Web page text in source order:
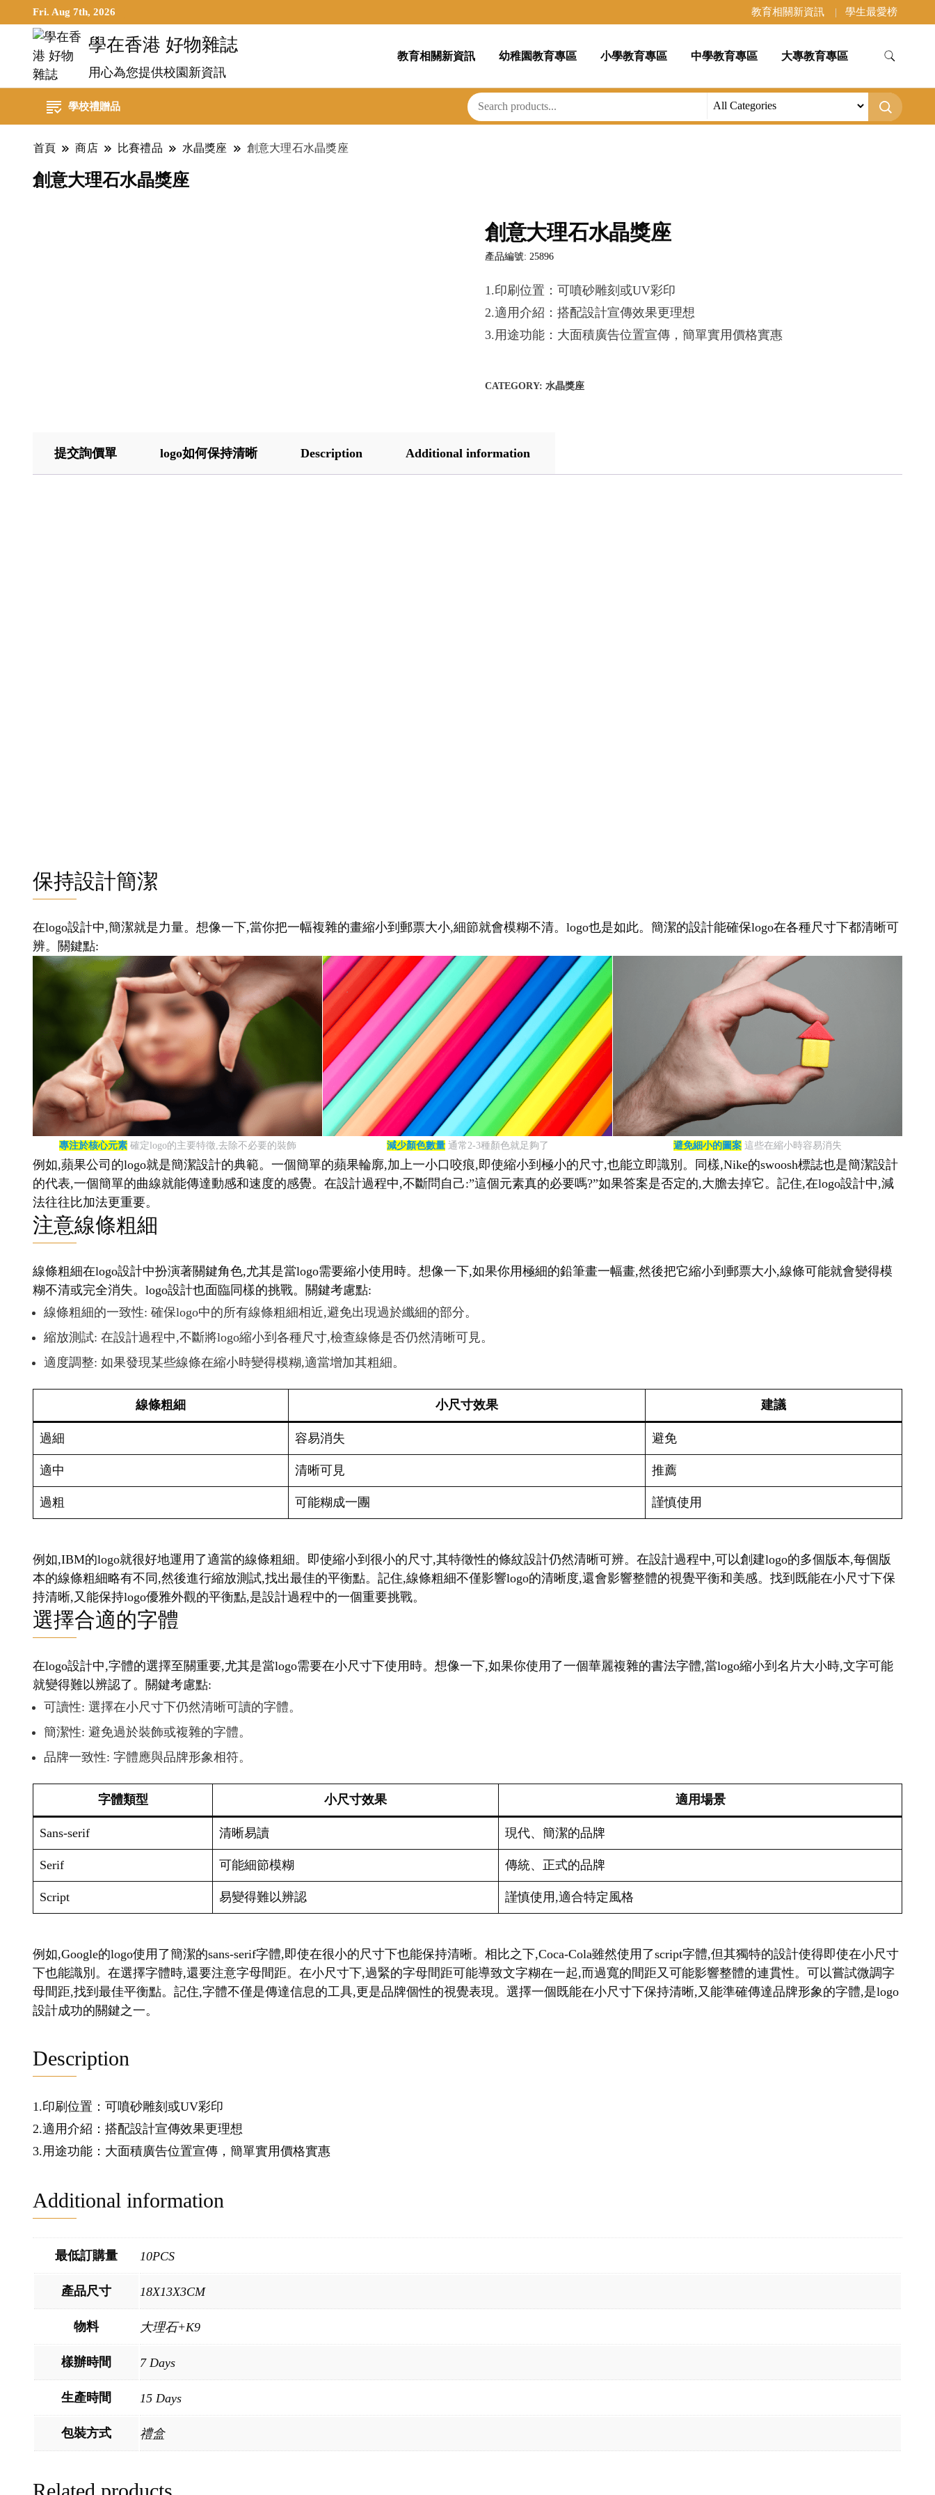
Fri. Aug 7th, 2026 教育相關新資訊 學生最愛榜
學在香港 好物雜誌
用心為您提供校園新資訊
教育相關新資訊 幼稚園教育專區 小學教育專區 中學教育專區 大專教育專區
學校禮贈品
首頁 商店 比賽禮品 水晶獎座 創意大理石水晶獎座
創意大理石水晶獎座
創意大理石水晶獎座
產品編號: 25896
1.印刷位置：可噴砂雕刻或UV彩印
2.適用介紹：搭配設計宣傳效果更理想
3.用途功能：大面積廣告位置宣傳，簡單實用價格實惠
CATEGORY: 水晶獎座
提交詢價單 logo如何保持清晰 Description Additional information
保持設計簡潔
在logo設計中,簡潔就是力量。想像一下,當你把一幅複雜的畫縮小到郵票大小,細節就會模糊不清。logo也是如此。簡潔的設計能確保logo在各種尺寸下都清晰可
辨。關鍵點:
專注於核心元素確定logo的主要特徵,去除不必要的裝飾 減少顏色數量通常2-3種顏色就足夠了 避免細小的圖案這些在縮小時容易消失
例如,蘋果公司的logo就是簡潔設計的典範。一個簡單的蘋果輪廓,加上一小口咬痕,即使縮小到極小的尺寸,也能立即識別。同樣,Nike的swoosh標誌也是簡潔設計
的代表,一個簡單的曲線就能傳達動感和速度的感覺。在設計過程中,不斷問自己:”這個元素真的必要嗎?”如果答案是否定的,大膽去掉它。記住,在logo設計中,減
法往往比加法更重要。
注意線條粗細
線條粗細在logo設計中扮演著關鍵角色,尤其是當logo需要縮小使用時。想像一下,如果你用極細的鉛筆畫一幅畫,然後把它縮小到郵票大小,線條可能就會變得模
糊不清或完全消失。logo設計也面臨同樣的挑戰。關鍵考慮點:
線條粗細的一致性: 確保logo中的所有線條粗細相近,避免出現過於纖細的部分。
縮放測試: 在設計過程中,不斷將logo縮小到各種尺寸,檢查線條是否仍然清晰可見。
適度調整: 如果發現某些線條在縮小時變得模糊,適當增加其粗細。
線條粗細 小尺寸效果 建議
過細 容易消失 避免
適中 清晰可見 推薦
過粗 可能糊成一團 謹慎使用
例如,IBM的logo就很好地運用了適當的線條粗細。即使縮小到很小的尺寸,其特徵性的條紋設計仍然清晰可辨。在設計過程中,可以創建logo的多個版本,每個版
本的線條粗細略有不同,然後進行縮放測試,找出最佳的平衡點。記住,線條粗細不僅影響logo的清晰度,還會影響整體的視覺平衡和美感。找到既能在小尺寸下保
持清晰,又能保持logo優雅外觀的平衡點,是設計過程中的一個重要挑戰。
選擇合適的字體
在logo設計中,字體的選擇至關重要,尤其是當logo需要在小尺寸下使用時。想像一下,如果你使用了一個華麗複雜的書法字體,當logo縮小到名片大小時,文字可能
就變得難以辨認了。關鍵考慮點:
可讀性: 選擇在小尺寸下仍然清晰可讀的字體。
簡潔性: 避免過於裝飾或複雜的字體。
品牌一致性: 字體應與品牌形象相符。
字體類型 小尺寸效果 適用場景
Sans-serif 清晰易讀 現代、簡潔的品牌
Serif 可能細節模糊 傳統、正式的品牌
Script 易變得難以辨認 謹慎使用,適合特定風格
例如,Google的logo使用了簡潔的sans-serif字體,即使在很小的尺寸下也能保持清晰。相比之下,Coca-Cola雖然使用了script字體,但其獨特的設計使得即使在小尺寸
下也能識別。在選擇字體時,還要注意字母間距。在小尺寸下,過緊的字母間距可能導致文字糊在一起,而過寬的間距又可能影響整體的連貫性。可以嘗試微調字
母間距,找到最佳平衡點。記住,字體不僅是傳達信息的工具,更是品牌個性的視覺表現。選擇一個既能在小尺寸下保持清晰,又能準確傳達品牌形象的字體,是logo
設計成功的關鍵之一。
Description
1.印刷位置：可噴砂雕刻或UV彩印
2.適用介紹：搭配設計宣傳效果更理想
3.用途功能：大面積廣告位置宣傳，簡單實用價格實惠
Additional information
最低訂購量 10PCS
產品尺寸 18X13X3CM
物料 大理石+K9
樣辦時間 7 Days
生產時間 15 Days
包裝方式 禮盒